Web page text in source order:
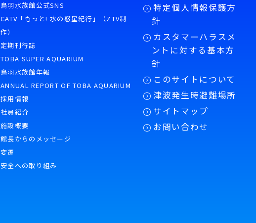
鳥羽水族館公式SNS
CATV「もっと! 水の惑星紀行」（ZTV制
作）
定期刊行誌
TOBA SUPER AQUARIUM
鳥羽水族館年報
ANNUAL REPORT OF TOBA AQUARIUM
採用情報
社員紹介
施設概要
館長からのメッセージ
変遷
安全への取り組み
特定個人情報保護方
針
カスタマーハラスメ
ントに対する基本方
針
このサイトについて
津波発生時避難場所
サイトマップ
お問い合わせ